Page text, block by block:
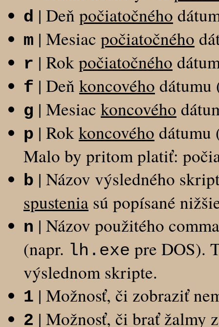
d | Deň počiatočného
m | Mesiac počiatočného
r | Rokpočiatočného
f | Deň koncového
g | Mesiac koncového
p | Rokkoncového dátumu
Malo by pritom platiť:
b | Názov výsledného
spustenia sú popísané
n | Názov použitého
(napr. lh.exe pre DOS).
výslednom skripte.
1 | Možnosť, či zobraziť
2 | Možnosť, či brať žalmy